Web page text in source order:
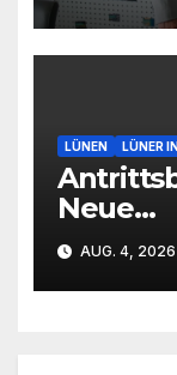
LÜNEN LÜNER
Neue
AUG. 4, 2026